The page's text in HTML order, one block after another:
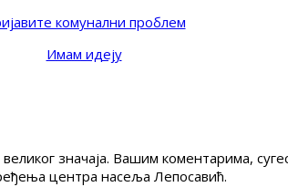
комунални проблем
Имам идеју
значаја. Вашим коментарима,
центра насеља Лепосавић.